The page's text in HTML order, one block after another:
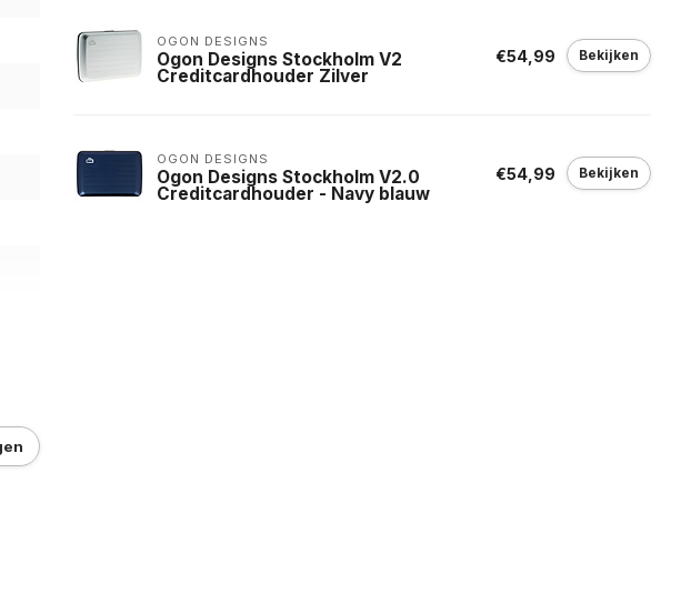
OGON DESIGNS
Ogon Designs Stockholm V2
Creditcardhouder Zilver
€54,99 Bekijken
OGON DESIGNS
Ogon Designs Stockholm V2.0
Creditcardhouder - Navy blauw
€54,99 Bekijken